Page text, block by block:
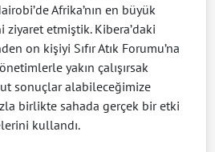
Afrika’nın en büyük
etmiştik. Kibera’daki
on kişiyi Sıfır Atık Forumu’na
yakın çalışırsak
sonuçlar alabileceğimize
birlikte sahada gerçek bir etki
kullandı.